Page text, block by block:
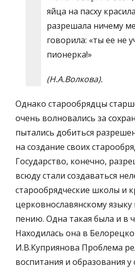
яйца на пасху
разрешала ничему
говорила: «ты ее не
пионерка!»
(Н.А.Волкова).
Однако старообрядцы
очень волновались за
пытались добиться
на создание своих
Государство, конечно,
всюду стали создаваться
старообрядческие школы и
церковнославянскому
пению. Одна такая была и в
Находилась она в
И.В.Куприянова Проблема
воспитания и образования